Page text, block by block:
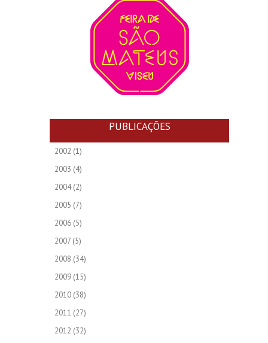
PUBLICAÇÕES
2002 (1)
2003 (4)
2004(2)
2005 (7)
2006 (5)
2007 (5)
2008 (34)
2009 (15)
2010 (38)
2011 (27)
2012 (32)